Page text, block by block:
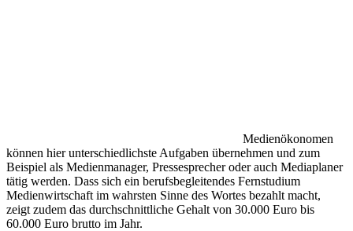
Medienökonomen
können hier unterschiedlichste Aufgaben übernehmen und zum
Beispiel als Medienmanager, Pressesprecher oder auch Mediaplaner
tätig werden. Dass sich ein berufsbegleitendes Fernstudium
Medienwirtschaft im wahrsten Sinne des Wortes bezahlt macht,
zeigt zudem das durchschnittliche Gehalt von 30.000 Euro bis
60.000 Euro brutto im Jahr.